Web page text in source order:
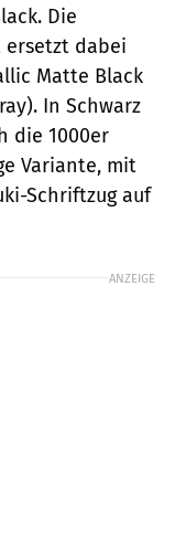
Die
ersetzt dabei
Matte Black
In Schwarz
die 1000er
Variante, mit
Schriftzug auf
ANZEIGE